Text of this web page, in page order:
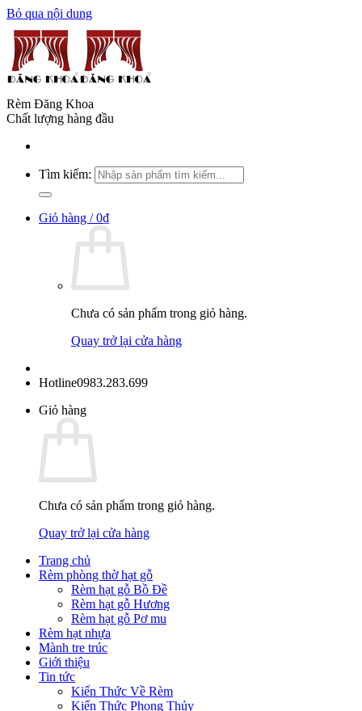
Bỏ qua nội dung
Rèm Đăng Khoa
Chất lượng hàng đầu
Tìm kiếm:
Giỏ hàng /0₫
Chưa có sản phẩm trong giỏ hàng.
Quay trở lại cửa hàng
Hotline0983.283.699
Giỏ hàng
Chưa có sản phẩm trong giỏ hàng.
Quay trở lại cửa hàng
Trang chủ
Rèm phòng thờ hạt gỗ
Rèm hạt gỗ Bồ Đề
Rèm hạt gỗ Hương
Rèm hạt gỗ Pơ mu
Rèm hạt nhựa
Mành tre trúc
Giới thiệu
Tin tức
Kiến Thức Về Rèm
Kiến Thức Phong Thủy